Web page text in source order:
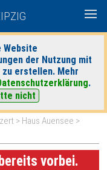
Website
der Nutzung mit
erstellen. Mehr
.
nicht
morgen| Detaillierte Suche
> Haus Auensee >
vorbei.